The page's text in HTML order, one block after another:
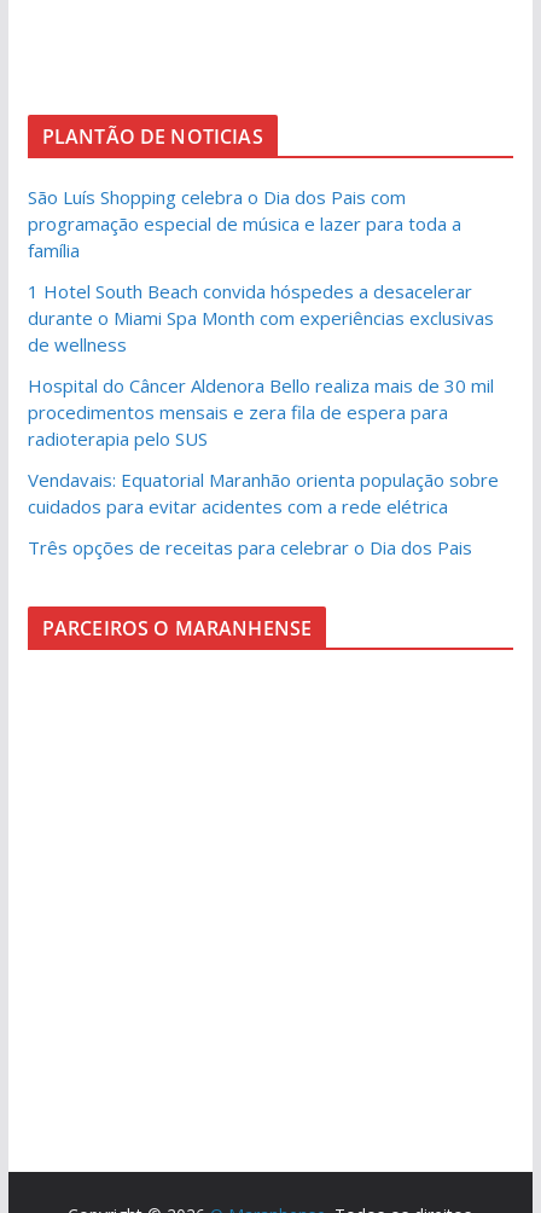
PLANTÃO DE NOTICIAS
São Luís Shopping celebra o Dia dos Pais com
programação especial de música e lazer para toda a
família
1 Hotel South Beach convida hóspedes a desacelerar
durante o Miami Spa Month com experiências exclusivas
de wellness
Hospital do Câncer Aldenora Bello realiza mais de 30 mil
procedimentos mensais e zera fila de espera para
radioterapia pelo SUS
Vendavais: Equatorial Maranhão orienta população sobre
cuidados para evitar acidentes com a rede elétrica
Três opções de receitas para celebrar o Dia dos Pais
PARCEIROS O MARANHENSE